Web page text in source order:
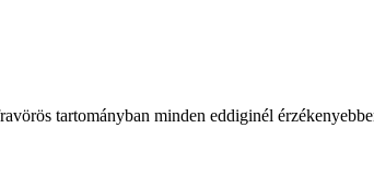
tartományban minden eddiginél